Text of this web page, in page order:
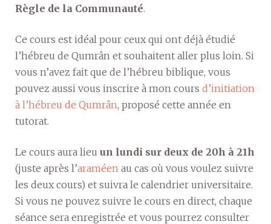
Règle de la Communauté.
Ce cours est idéal pour ceux qui ont déjà étudié
l’hébreu de Qumrân et souhaitent aller plus loin. Si
vous n’avez fait que de l’hébreu biblique, vous
pouvez aussi vous inscrire à mon cours d’initiation
à l’hébreu de Qumrân, proposé cette année en
tutorat.
Le cours aura lieu un lundi sur deux de 20h à 21h
(juste après l’araméen au cas où vous voulez suivre
les deux cours) et suivra le calendrier universitaire.
Si vous ne pouvez suivre le cours en direct, chaque
séance sera enregistrée et vous pourrez consulter